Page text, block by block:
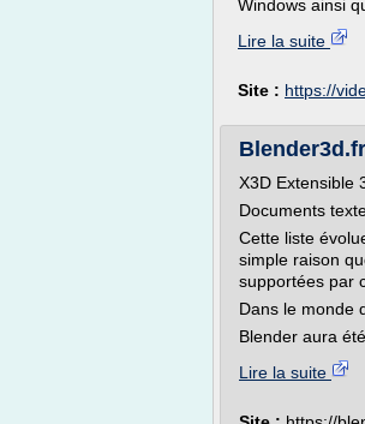
Windows ainsi
Lire la suite
Site : https://
X3D Extensible
Documents
Cette liste
simple raison
supportées par
Dans le monde
Blender aura
Lire la suite